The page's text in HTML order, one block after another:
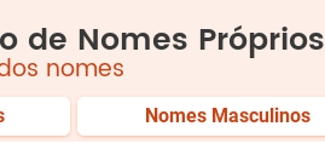
de Nomes Próprios
nomes
Nomes Masculinos